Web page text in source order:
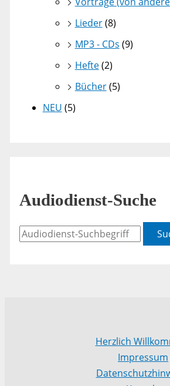
Lieder(8)
MP3 - CDs (9)
Hefte(2)
Bücher(5)
NEU (5)
Audiodienst-Suche
Herzlich
Impressum